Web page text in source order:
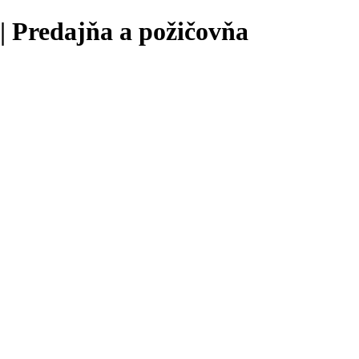
Predajňa a požičovňa